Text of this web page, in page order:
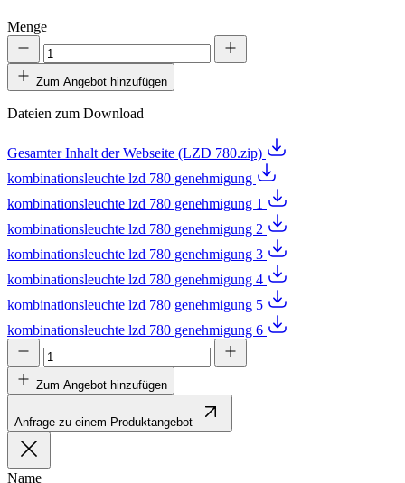
Menge
Zum Angebot hinzufügen
Dateien zum Download
Gesamter Inhalt der Webseite (LZD 780.zip)
kombinationsleuchte lzd 780 genehmigung
kombinationsleuchte lzd 780 genehmigung 1
kombinationsleuchte lzd 780 genehmigung 2
kombinationsleuchte lzd 780 genehmigung 3
kombinationsleuchte lzd 780 genehmigung 4
kombinationsleuchte lzd 780 genehmigung 5
kombinationsleuchte lzd 780 genehmigung 6
Zum Angebot hinzufügen
Anfrage zu einem Produktangebot
Name